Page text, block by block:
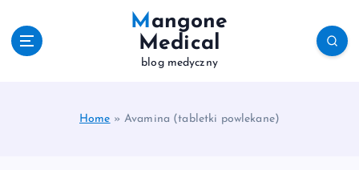
Mangone
Medical
blog medyczny
Home »Avamina (tabletki powlekane)